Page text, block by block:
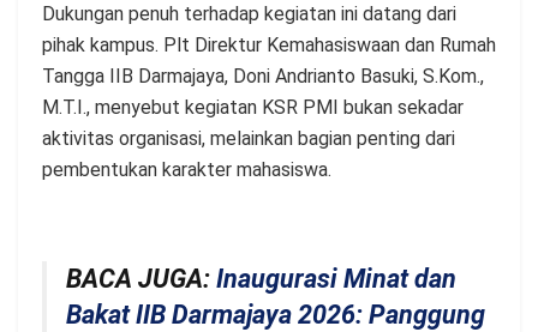
Dukungan penuh terhadap kegiatan ini datang dari
pihak kampus. Plt Direktur Kemahasiswaan dan Rumah
Tangga IIB Darmajaya, Doni Andrianto Basuki, S.Kom.,
M.T.I., menyebut kegiatan KSR PMI bukan sekadar
aktivitas organisasi, melainkan bagian penting dari
pembentukan karakter mahasiswa.
BACA JUGA: Inaugurasi Minat dan
Bakat IIB Darmajaya 2026: Panggung